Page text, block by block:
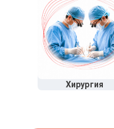
Хирургия